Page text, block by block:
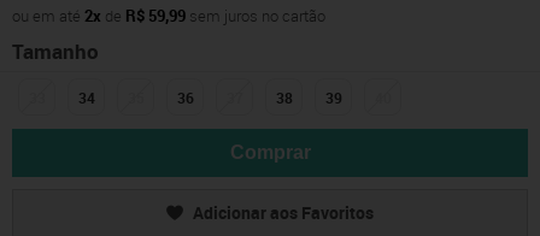
ou em até 2x de R$ 59,99 sem juros no cartão
Tamanho
34 36 38 39
Comprar
Adicionar aos Favoritos